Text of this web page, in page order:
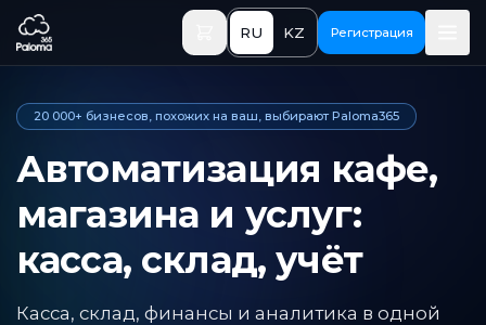
Перейти к основному содержимому
RU KZ Регистрация
20 000+ бизнесов, похожих на ваш, выбирают Paloma365
Автоматизация кафе,
магазина и услуг:
касса, склад, учёт
Касса, склад, финансы и аналитика в одной